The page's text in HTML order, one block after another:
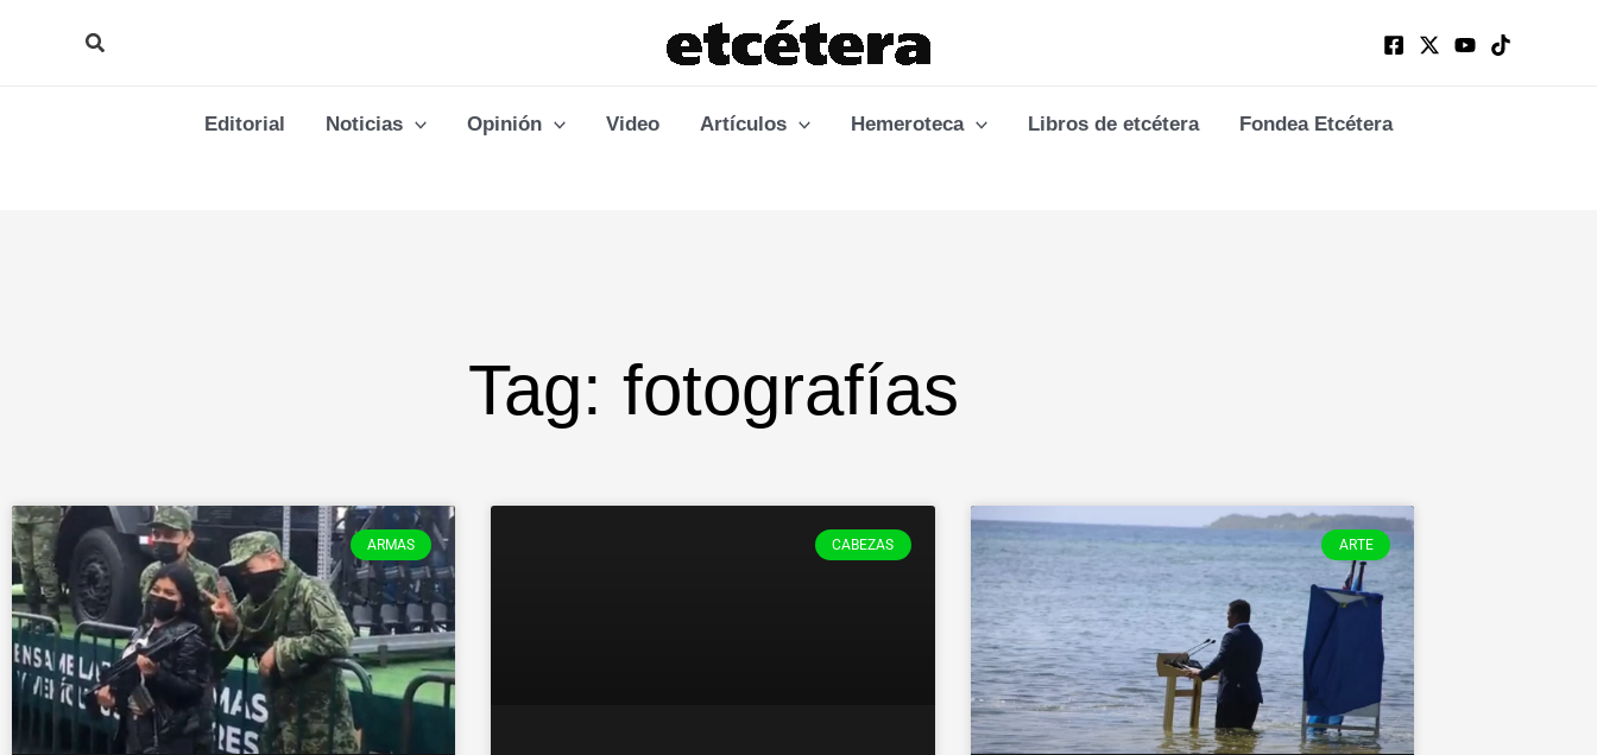
Buscar
Editorial Noticias Opinión Video Artículos Hemeroteca Libros de etcétera Fondea Etcétera
Tag: fotografías
ARMAS CABEZAS ARTE